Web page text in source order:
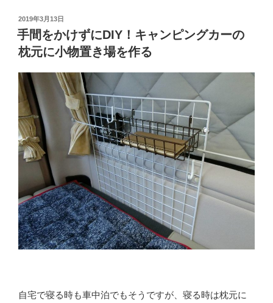
イ
ッ
チ
故
障
で
ギ
ャ
レ
ー
の
が
出
ず。
Assy
を
と
投
稿
日:
2019年3月13日
手間をかけずにDIY！キャンピングカーの
枕元に小物置き場を作る
自宅で寝る時も車中泊でもそうですが、寝る時は枕元に